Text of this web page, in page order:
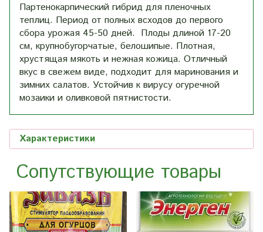
Партенокарпический гибрид для пленочных
теплиц. Период от полных всходов до первого
сбора урожая 45-50 дней. Плоды длиной 17-20
см, крупнобугорчатые, белошипые. Плотная,
хрустящая мякоть и нежная кожица. Отличный
вкус в свежем виде, подходит для маринования и
зимних салатов. Устойчив к вирусу огуречной
мозаики и оливковой пятнистости.
Характеристики
Сопутствующие товары